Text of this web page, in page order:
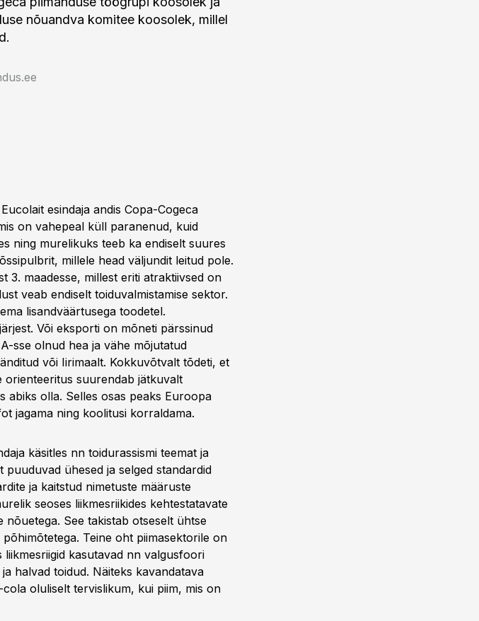
nõuandva komitee koosolek, millel
esindaja andis Copa-Cogeca
on vahepeal küll paranenud, kuid
ning murelikuks teeb ka endiselt suures
millele head väljundit leitud pole.
3. maadesse, millest eriti atraktiivsed on
veab endiselt toiduvalmistamise sektor.
lisandväärtusega toodetel.
Või eksporti on mõneti pärssinud
sse olnud hea ja vähe mõjutatud
või Iirimaalt. Kokkuvõtvalt tõdeti, et
orienteeritus suurendab jätkuvalt
abiks olla. Selles osas peaks Euroopa
jagama ning koolitusi korraldama.
käsitles nn toidurassismi teemat ja
ühesed ja selged standardid
ja kaitstud nimetuste määruste
seoses liikmesriikides kehtestatavate
See takistab otseselt ühtse
Teine oht piimasektorile on
liikmesriigid kasutavad nn valgusfoori
halvad toidud. Näiteks kavandatava
oluliselt tervislikum, kui piim, mis on